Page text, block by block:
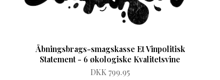
Åbningsbrags-smagskasse Et Vinpolitisk
Statement - 6 økologiske Kvalitetsvine
DKK 799.95